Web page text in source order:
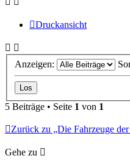
Druckansicht
Anzeigen:
5 Beiträge • Seite 1 von 1
Zurück zu „Die Fahrzeuge
Gehe zu